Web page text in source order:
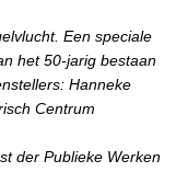
Een speciale
het 50-jarig bestaan
Hanneke
Centrum
der Publieke Werken